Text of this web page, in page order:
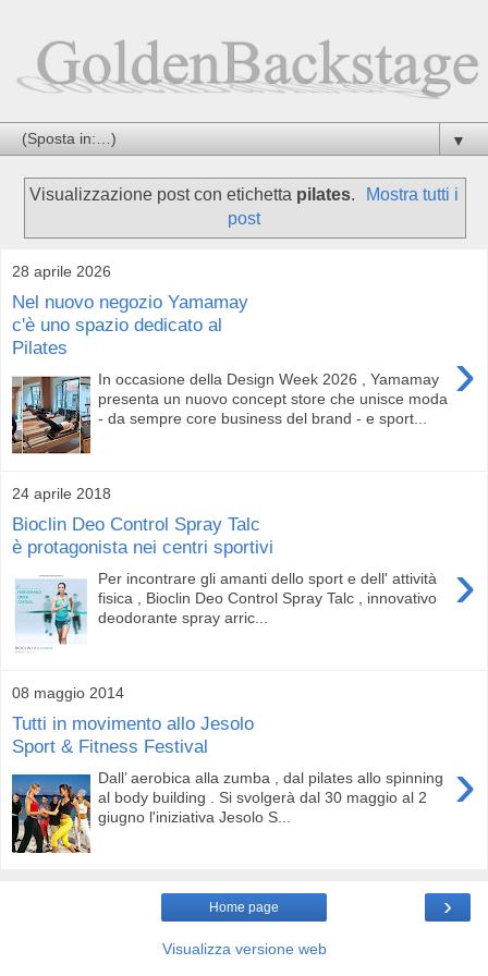
▼
Visualizzazione post con etichetta pilates.
Mostra tutti i
post
28 aprile 2026
Nel nuovo negozio Yamamay
c'è uno spazio dedicato al
Pilates
›
In occasione della Design Week 2026 , Yamamay
presenta un nuovo concept store che unisce moda
- da sempre core business del brand - e sport...
24 aprile 2018
Bioclin Deo Control Spray Talc
è protagonista nei centri sportivi
›
Per incontrare gli amanti dello sport e dell' attività
fisica , Bioclin Deo Control Spray Talc , innovativo
deodorante spray arric...
08 maggio 2014
Tutti in movimento allo Jesolo
Sport & Fitness Festival
›
Dall’ aerobica alla zumba , dal pilates allo spinning
al body building . Si svolgerà dal 30 maggio al 2
giugno l'iniziativa Jesolo S...
›
Home page
Visualizza versione web